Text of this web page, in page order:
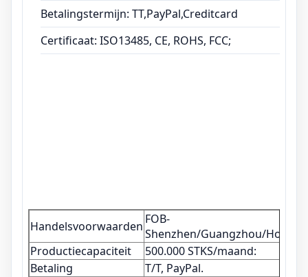
Betalingstermijn: TT,PayPal,Creditcard
Certificaat: ISO13485, CE, ROHS, FCC;
Handelsvoorwaarden FOB-
Shenzhen/Guangzhou/
Productiecapaciteit
500.000 STKS/maand:
Betaling
T/T, PayPal.